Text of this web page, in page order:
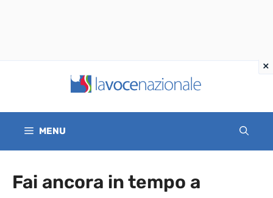
contenuto
MENU
Fai ancora in tempo a